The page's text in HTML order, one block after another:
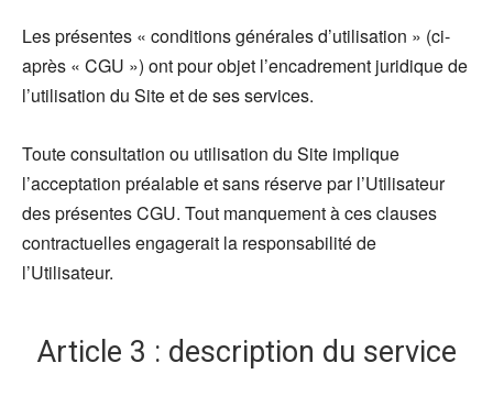
Les présentes « conditions générales d’utilisation » (ci-
après « CGU ») ont pour objet l’encadrement juridique de
l’utilisation du Site et de ses services.
Toute consultation ou utilisation du Site implique
l’acceptation préalable et sans réserve par l’Utilisateur
des présentes CGU. Tout manquement à ces clauses
contractuelles engagerait la responsabilité de
l’Utilisateur.
Article 3 : description du service